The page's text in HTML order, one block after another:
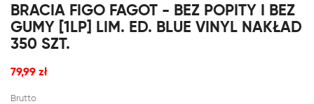
BRACIA FIGO FAGOT - BEZ POPITY I BEZ
GUMY [1LP] LIM. ED. BLUE VINYL NAKŁAD
350 SZT.
79,99 zł
Brutto